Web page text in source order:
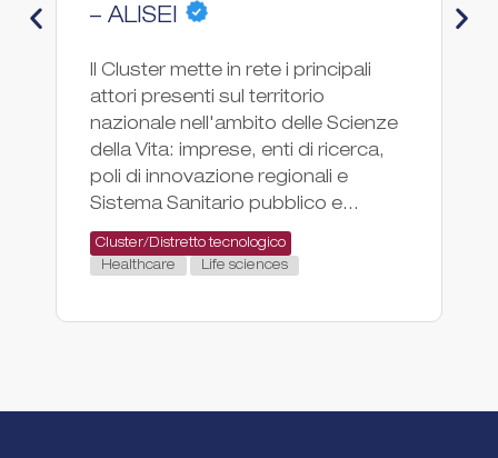
– ALISEI
Il Cluster mette in rete i principali
attori presenti sul territorio
nazionale nell'ambito delle Scienze
della Vita: imprese, enti di ricerca,
poli di innovazione regionali e
Sistema Sanitario pubblico e...
Cluster/Distretto tecnologico
Healthcare
Life sciences